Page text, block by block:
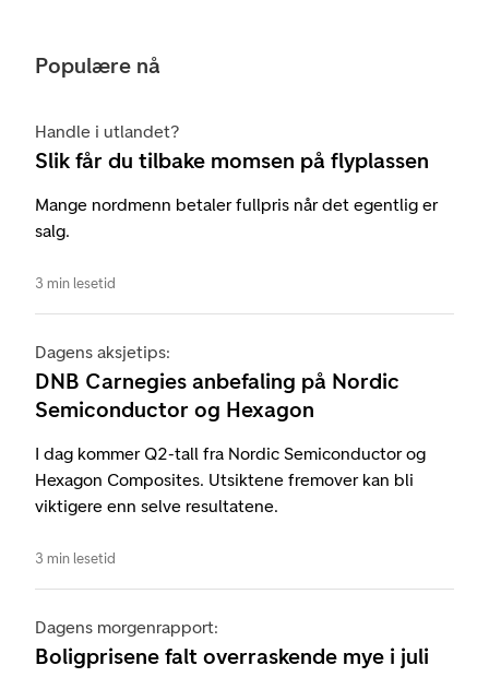
Populære nå
Handle i utlandet?
Slik får du tilbake momsen på flyplassen
Mange nordmenn betaler fullpris når det egentlig er
salg.
3 min lesetid
Dagens aksjetips:
DNB Carnegies anbefaling på Nordic
Semiconductor og Hexagon
I dag kommer Q2-tall fra Nordic Semiconductor og
Hexagon Composites. Utsiktene fremover kan bli
viktigere enn selve resultatene.
3 min lesetid
Dagens morgenrapport:
Boligprisene falt overraskende mye i juli